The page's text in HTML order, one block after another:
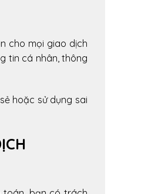
cho mọi giao dịch
tin cá nhân, thông
hoặc sử dụng sai